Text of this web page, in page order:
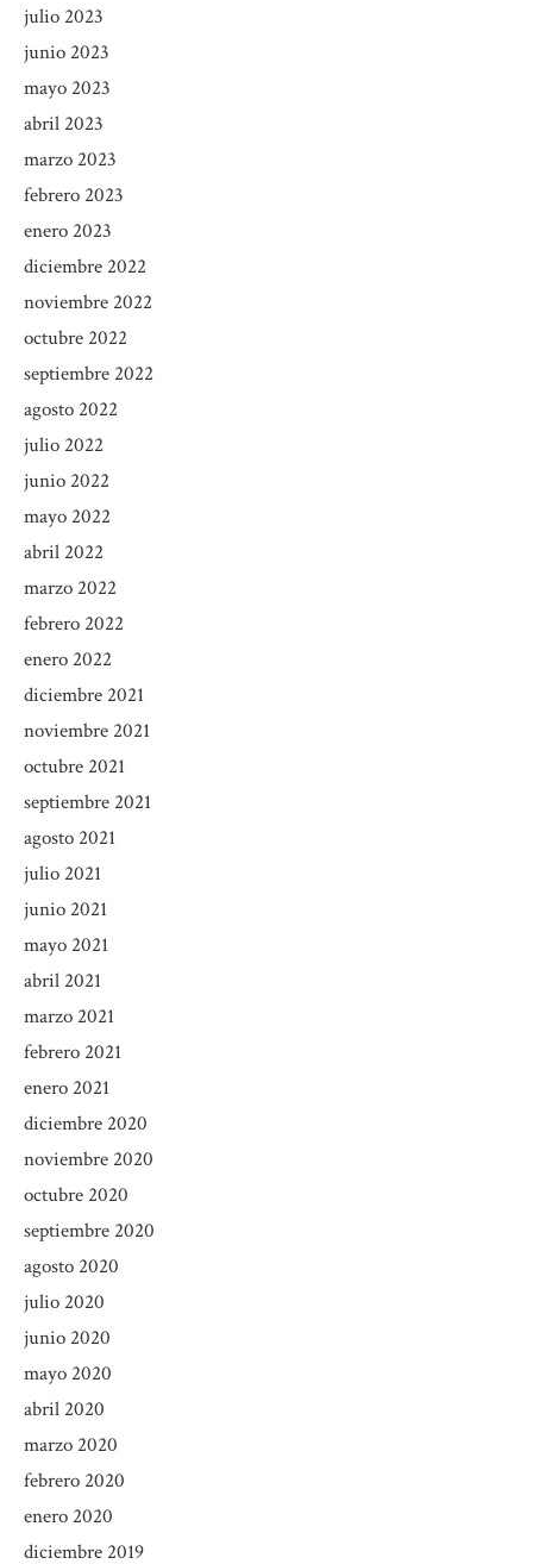
julio 2023
junio 2023
mayo 2023
abril 2023
marzo 2023
febrero 2023
enero 2023
diciembre 2022
noviembre 2022
octubre 2022
septiembre 2022
agosto 2022
julio 2022
junio 2022
mayo 2022
abril 2022
marzo 2022
febrero 2022
enero 2022
diciembre 2021
noviembre 2021
octubre 2021
septiembre 2021
agosto 2021
julio 2021
junio 2021
mayo 2021
abril 2021
marzo 2021
febrero 2021
enero 2021
diciembre 2020
noviembre 2020
octubre 2020
septiembre 2020
agosto 2020
julio 2020
junio 2020
mayo 2020
abril 2020
marzo 2020
febrero 2020
enero 2020
diciembre 2019